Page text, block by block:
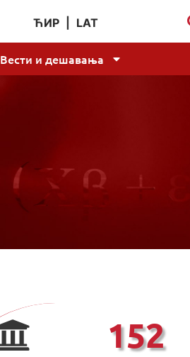
ЋИР LAT
Вести и дешавања
152